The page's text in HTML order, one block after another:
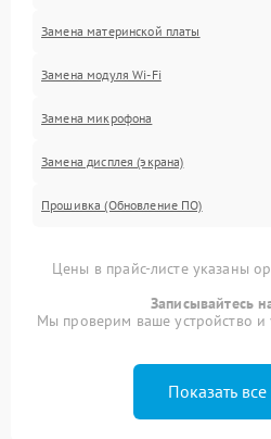
Замена материнской платы
Замена модуля Wi-Fi
Замена микрофона
Замена дисплея (экрана)
Прошивка (Обновление ПО)
Цены в прайс-листе указаны
Записывайтесь
Мы проверим ваше устройство и
Показать все